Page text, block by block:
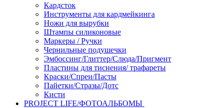
Кардсток
Инструменты для кардмейкинга
Ножи для вырубки
Штампы силиконовые
Маркеры / Ручки
Чернильные подушечки
Эмбоссинг/Глиттер/Слюда/Пригмент
Пластины для тиснения/ трафареты
Краски/Спреи/Пасты
Пайетки/Стразы/Дотс
Кисти
PROJECT LIFE/ФОТОАЛЬБОМЫ